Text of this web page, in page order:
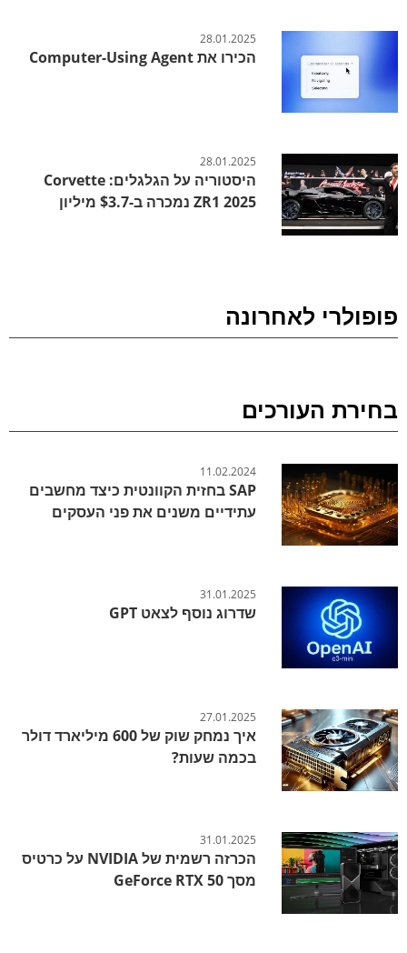
28.01.2025
הכירו את Computer-Using Agent
28.01.2025
היסטוריה על הגלגלים: Corvette
ZR1 2025 נמכרה ב-$3.7 מיליון
פופולרי לאחרונה
בחירת העורכים
11.02.2024
SAP בחזית הקוונטית כיצד מחשבים
עתידיים משנים את פני העסקים
31.01.2025
שדרוג נוסף לצאט GPT
27.01.2025
איך נמחק שוק של 600 מיליארד דולר
בכמה שעות?
31.01.2025
הכרזה רשמית של NVIDIA על כרטיס
מסך GeForce RTX 50